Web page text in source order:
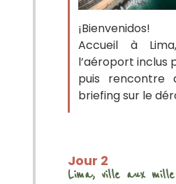
¡Bienvenidos!
Accueil à
l’aéroport inclus
puis rencontre
briefing sur le
Jour 2
Lima, ville aux mille